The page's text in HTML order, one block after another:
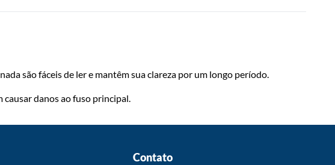
são fáceis de ler e mantêm sua clareza por um longo período.
danos ao fuso principal.
Contato